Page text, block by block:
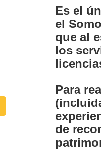
Es el
el
que al
los
Para
de